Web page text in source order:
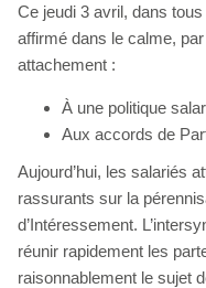
Ce jeudi 3 avril, dans
affirmé dans le calme,
attachement :
À une politique
Aux accords de
Aujourd’hui, les salariés
rassurants sur la
d’Intéressement.
réunir rapidement les
raisonnablement le sujet